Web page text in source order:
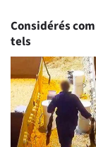
Considérés
tels